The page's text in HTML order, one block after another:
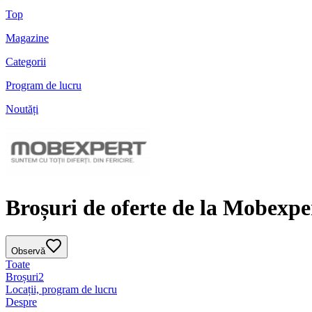
Top
Magazine
Categorii
Program de lucru
Noutăți
Broșuri de oferte de la
Observă
Toate
Broșuri2
Locații, program de lucru
Despre